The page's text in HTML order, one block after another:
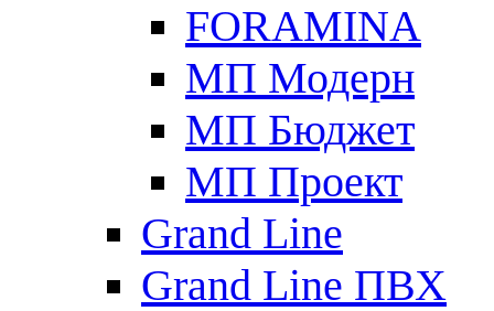
FORAMINA
МП Модерн
МП Бюджет
МП Проект
Grand Line
Grand Line ПВХ